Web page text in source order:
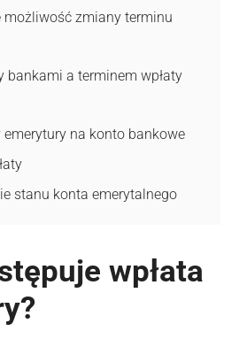
możliwość zmiany terminu
bankami a terminem wpłaty
emerytury na konto bankowe
stanu konta emerytalnego
wpłata